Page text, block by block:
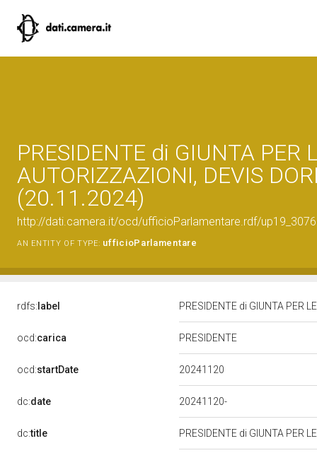
PRESIDENTE di GIUNTA PER
AUTORIZZAZIONI, DEVIS
(20.11.2024)
http://dati.camera.it/ocd/ufficioParlamentare.rdf/
AN ENTITY OF TYPE: ufficioParlamentare
rdfs: label PRESIDENTE di GIUNTA PER
ocd:carica PRESIDENTE
ocd:startDate 20241120
dc:date 20241120-
dc:title PRESIDENTE di GIUNTA PER